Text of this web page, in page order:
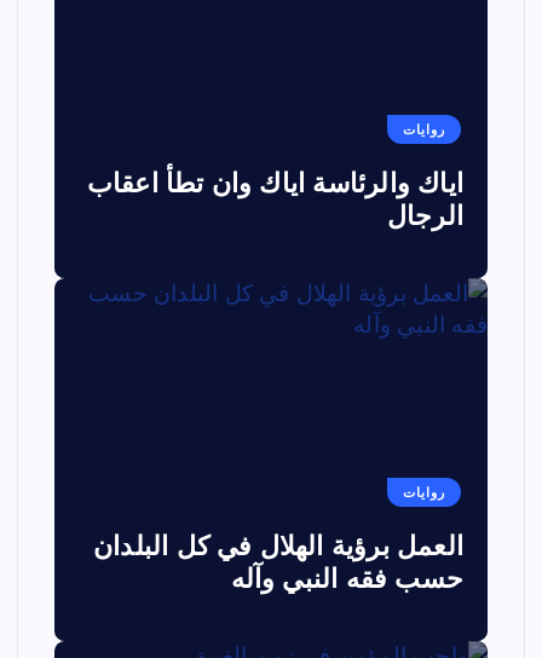
روايات
اياك والرئاسة اياك وان تطأ اعقاب
الرجال
روايات
العمل برؤية الهلال في كل البلدان
حسب فقه النبي وآله